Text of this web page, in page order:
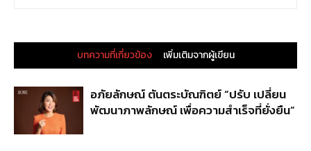
บทความที่เกี่ยวข้อง เพิ่มเติมจากผู้เขียน
อภัยลักษณ์ ตันตระบัณฑิตย์ “ปรับ เปลี่ยน
พัฒนาภาพลักษณ์ เพื่อความสำเร็จที่ยั่งยืน”